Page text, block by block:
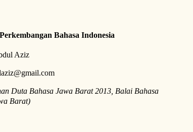
Bahasa Indonesia
Aziz
Duta Bahasa Jawa Barat 2013, Balai Bahasa
Barat)